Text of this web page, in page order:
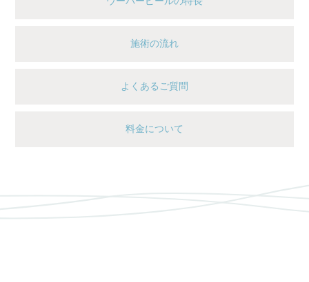
施術の流れ
よくあるご質問
料金について